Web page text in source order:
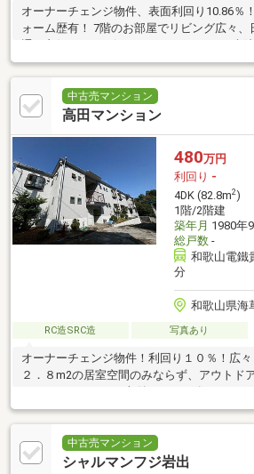
オーナーチェンジ物件、表面利回り10.86％
ォーム歴有！ 7階のお部屋でリビング広々
便利な施設充実
中古売マンション
高田マンション
480万円
利回り -
4DK (82.8m2)
1階/2階建
築年月 1980年
総戸数-
和歌山電鐵
分
和歌山県海
RC造SRC造 写真あり
オーナーチェンジ物件！利回り１０％！広
２．８m2の居室空間のみならず、アウトド
い！という方の強い味方に。
中古売マンション
シャルマンフジ岩出